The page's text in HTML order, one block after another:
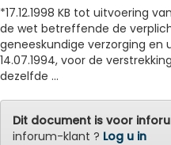
*17.12.1998 KB tot uitvoering
de wet betreffende de
geneeskundige verzorging en
14.07.1994, voor de
dezelfde ...
Dit document is voor
inforum-klant ? Log u in